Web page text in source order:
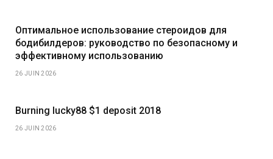
Оптимальное использование стероидов для
бодибилдеров: руководство по безопасному и
эффективному использованию
26 JUIN 2026
Burning lucky88 $1 deposit 2018
26 JUIN 2026